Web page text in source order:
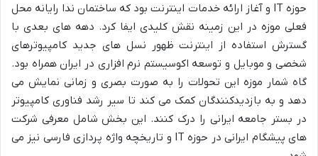
حوزه IT و آغاز ارائه خدمات اینترنت بود که ساختمان ندا رایانه محل
فعلی موزه در این زمینه نقش کلیدی ایفا کرد. دهه های بعدی با
گسترش استفاده از اینترنت ظهور نسل های جدید کامپیوترهای
شخصی و موبایل و توسعه اکوسیستم نرم افزاری در ایران همراه بود.
گاه شمار موزه این تحولات را به صورت بصری و زمانی نمایش می
دهد و به بازدیدکنندگان کمک می کند تا سیر رشد فناوری کامپیوتر
در بستر جامعه ایرانی را درک کنند. این بخش شامل معرفی شرکت
های پیشگام ایرانی در حوزه IT و تاریخچه واژه پردازی فارسی نیز می